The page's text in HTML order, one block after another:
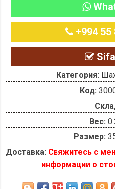
+994 55
Категория:
Код:
Вес:
Размер:
Доставка: Свяжитесь с
информации о